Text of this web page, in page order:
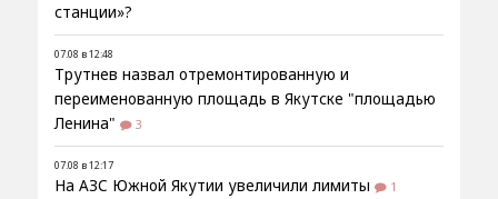
станции»?
07.08 в 12:48
Трутнев назвал отремонтированную и
переименованную площадь в Якутске "площадью
Ленина"
3
07.08 в 12:17
На АЗС Южной Якутии увеличили лимиты 1